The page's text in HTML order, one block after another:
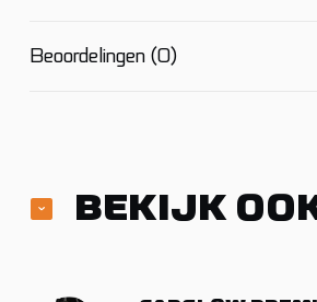
Beoordelingen (0)
BEKIJK